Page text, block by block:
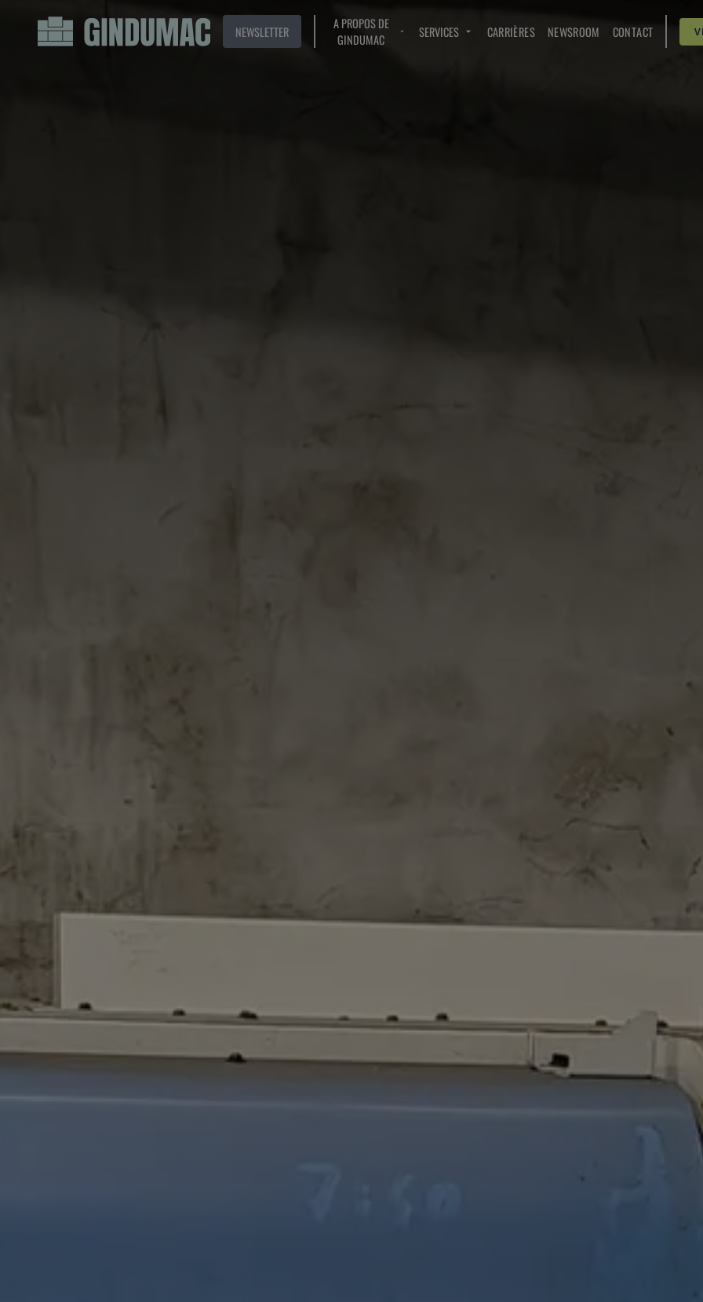
NEWSLETTER
A PROPOS DE
GINDUMAC
SERVICES CARRIÈRES NEWSROOM CONTACT